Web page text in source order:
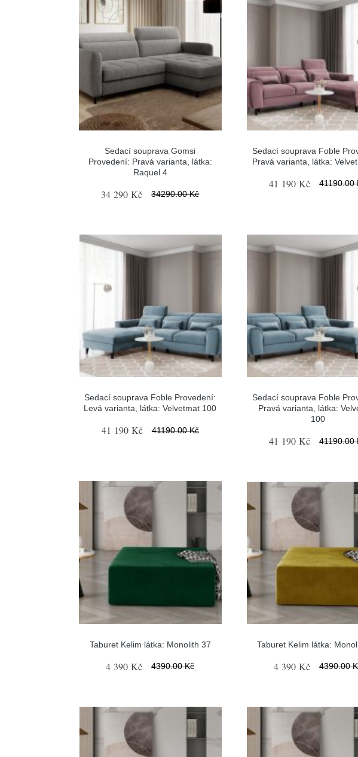
Sedací souprava Gomsi
Provedení: Pravá varianta, látka:
Raquel 4
34 290 Kč 34290.00 Kč
Sedací souprava Foble
Pravá varianta, látka:
41 190 Kč 41190.00
Sedací souprava Foble Provedení:
Levá varianta, látka: Velvetmat 100
41 190 Kč 41190.00 Kč
Sedací souprava Foble
Pravá varianta, látka:
100
41 190 Kč 41190.00
Taburet Kelim látka: Monolith 37
4 390 Kč 4390.00 Kč
Taburet Kelim látka:
4 390 Kč 4390.00